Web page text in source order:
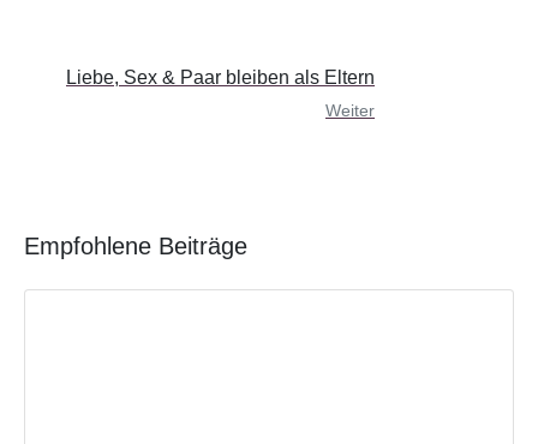
Liebe, Sex & Paar bleiben als Eltern
Weiter
Empfohlene Beiträge